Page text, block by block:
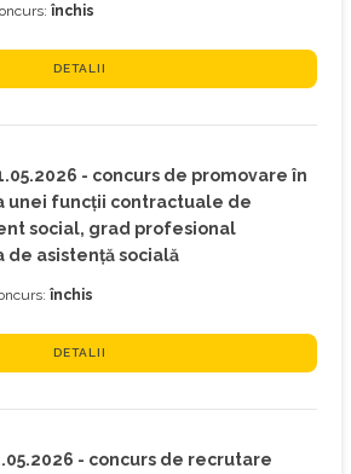
închis
DETALII
- concurs de promovare în
unei funcții contractuale de
social, grad profesional
asistență socială
închis
DETALII
- concurs de recrutare